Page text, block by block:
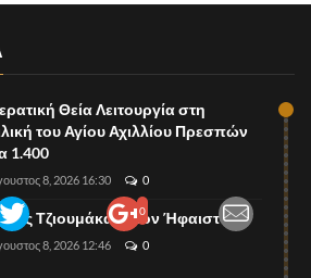
0
Θεία Λειτουργία στη
του Αγίου Αχιλλίου Πρεσπών
1.400
8, 2026 16:30 0
Τζιουμάκας στον Ήφαιστο
8, 2026 12:46 0